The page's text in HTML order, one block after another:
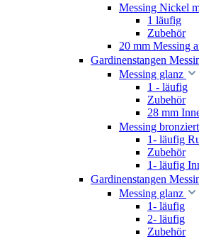
Messing Nickel
1 läufig
Zubehör
20 mm Messing
Gardinenstangen
Messing glanz
1 - läufig
Zubehör
28 mm
Messing bronziert
1- läufig
Zubehör
1- läufig
Gardinenstangen
Messing glanz
1- läufig
2- läufig
Zubehör